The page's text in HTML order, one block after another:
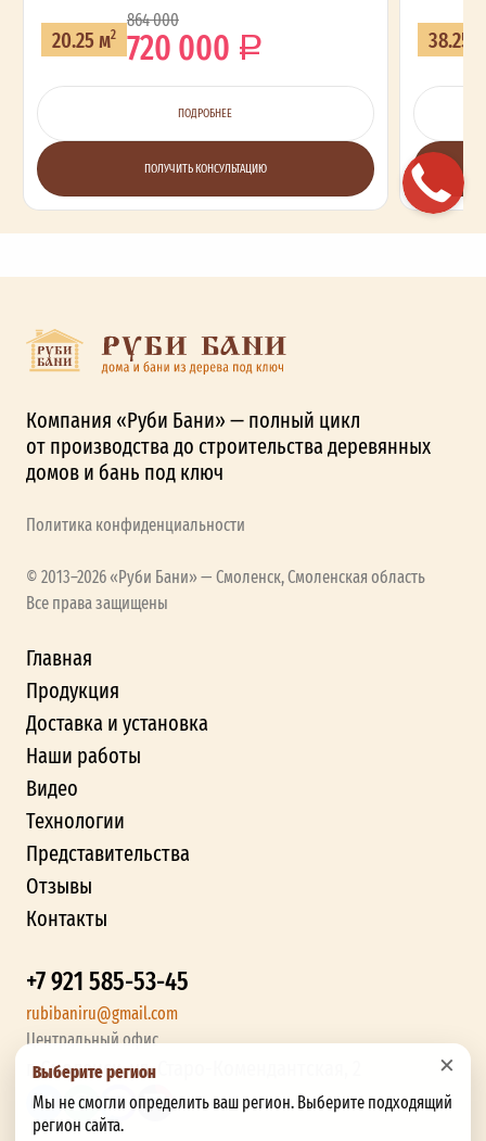
×
Выберите регион
Мы не смогли определить ваш регион. Выберите подходящий
регион сайта.
20.25 м2
864 000
720 000
ПОДРОБНЕЕ
ПОЛУЧИТЬ КОНСУЛЬТАЦИЮ
38.25 м
Компания «Руби Бани» — полный цикл
от производства до строительства деревянных
домов и бань под ключ
Политика конфиденциальности
© 2013–2026 «Руби Бани» — Смоленск, Смоленская область
Все права защищены
Главная
Продукция
Доставка и установка
Наши работы
Видео
Технологии
Представительства
Отзывы
Контакты
+7 921 585-53-45
rubibaniru@gmail.com
Центральный офис
г. Смоленск, ул. Старо-Комендантская, 2